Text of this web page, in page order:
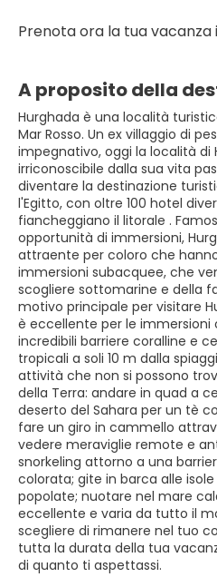
Prenota ora la tua vacanza
A proposito della
Hurghada è una località
Mar Rosso. Un ex villaggio di
impegnativo, oggi la località di
irriconoscibile dalla sua vita
diventare la destinazione
l'Egitto, con oltre 100 hotel
fiancheggiano il litorale .
opportunità di immersioni,
attraente per coloro che
immersioni subacquee, che
scogliere sottomarine e della
motivo principale per visitare
è eccellente per le immersioni
incredibili barriere coralline e
tropicali a soli 10 m dalla
attività che non si possono
della Terra: andare in quad a
deserto del Sahara per un tè
fare un giro in cammello
vedere meraviglie remote e
snorkeling attorno a una
colorata; gite in barca alle
popolate; nuotare nel mare
eccellente e varia da tutto il
scegliere di rimanere nel tuo
tutta la durata della tua
di quanto ti aspettassi.